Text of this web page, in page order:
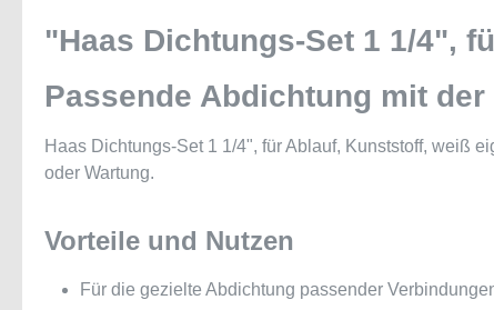
"Haas Dichtungs-Set 1 1/4",
Passende Abdichtung mit
Haas Dichtungs-Set 1 1/4", für Ablauf, Kunststoff, weiß
oder Wartung.
Vorteile und Nutzen
Für die gezielte Abdichtung passender